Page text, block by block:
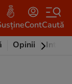
ContCaută
Opinii